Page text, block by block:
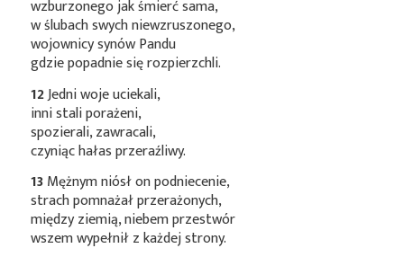
wzburzonego jak śmierć sama,
w ślubach swych niewzruszonego,
wojownicy synów Pandu
gdzie popadnie się rozpierzchli.
12Jedni woje uciekali,
inni stali porażeni,
spozierali, zawracali,
czyniąc hałas przeraźliwy.
13Mężnym niósł on podniecenie,
strach pomnażał przerażonych,
między ziemią, niebem przestwór
wszem wypełnił z każdej strony.